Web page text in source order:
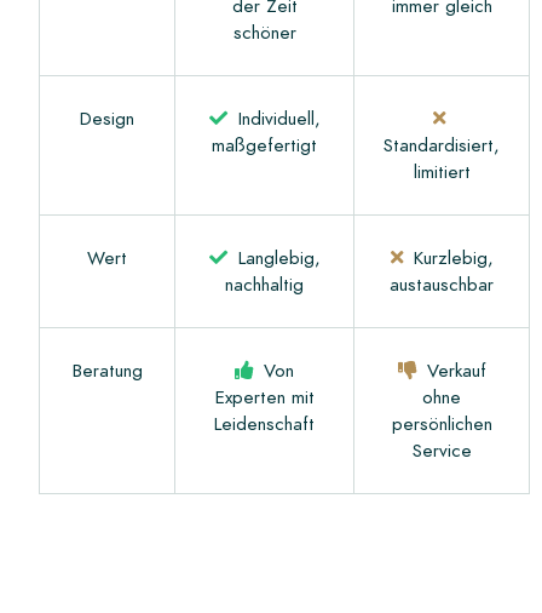
der Zeit
schöner
immer gleich
Design
Individuell,
maßgefertigt
Standardisiert,
limitiert
Wert
Langlebig,
nachhaltig
Kurzlebig,
austauschbar
Beratung
Von
Experten mit
Leidenschaft
Verkauf
ohne
persönlichen
Service